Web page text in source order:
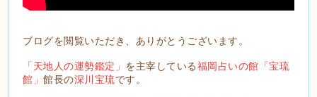
ブログを閲覧いただき、ありがとうございます。
「天地人の運勢鑑定」 を主宰している福岡占いの館「宝琉
館」館長の深川宝琉です。